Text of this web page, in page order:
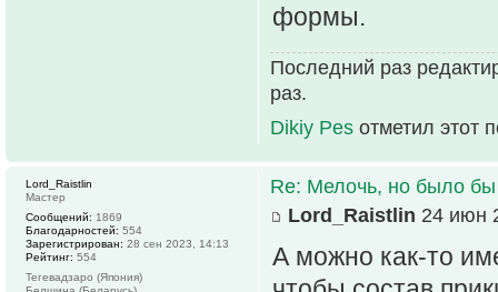
формы.
Последний раз
раз.
Dikiy Pes отметил этот
Re: Мелочь, но было бы
Lord_Raistlin 24 июн
А можно как-то
Lord_Raistlin
Мастер
Сообщений: 1869
Благодарностей: 554
Зарегистрирован: 28 сен 2023, 14:13
Рейтинг: 554
Тегевадзаро (Япония)